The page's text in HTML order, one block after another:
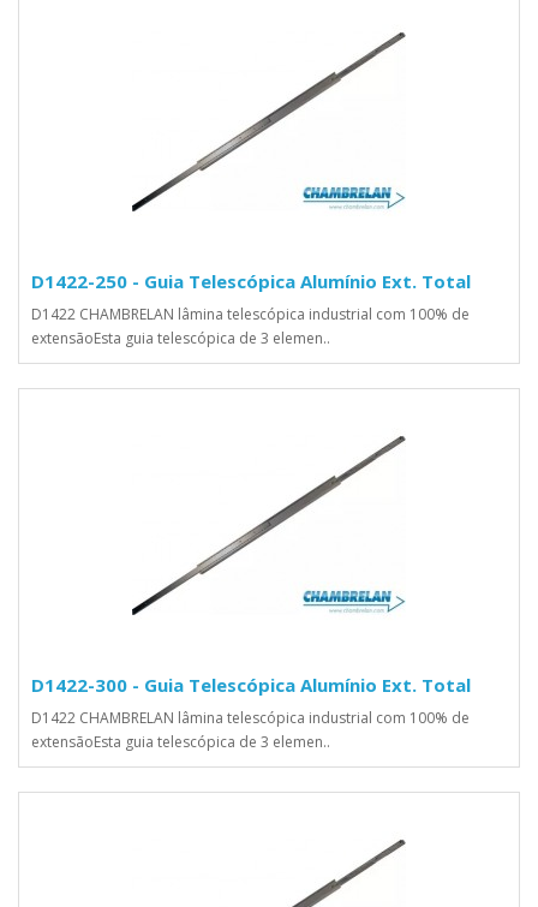
D1422-250 - Guia Telescópica Alumínio Ext. Total
D1422 CHAMBRELAN lâmina telescópica industrial com 100% de
extensãoEsta guia telescópica de 3 elemen..
D1422-300 - Guia Telescópica Alumínio Ext. Total
D1422 CHAMBRELAN lâmina telescópica industrial com 100% de
extensãoEsta guia telescópica de 3 elemen..